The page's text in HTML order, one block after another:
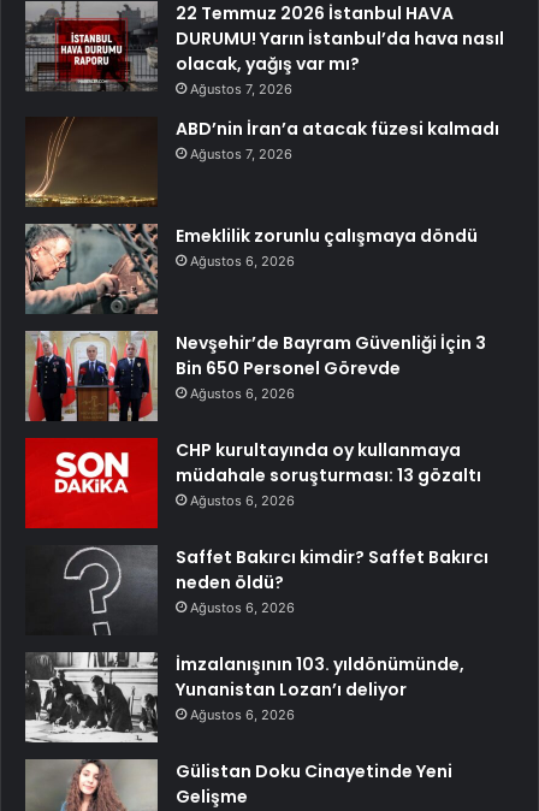
22 Temmuz 2026 İstanbul HAVA
DURUMU! Yarın İstanbul’da hava nasıl
olacak, yağış var mı?
Ağustos 7, 2026
ABD’nin İran’a atacak füzesi kalmadı
Ağustos 7, 2026
Emeklilik zorunlu çalışmaya döndü
Ağustos 6, 2026
Nevşehir’de Bayram Güvenliği İçin 3
Bin 650 Personel Görevde
Ağustos 6, 2026
CHP kurultayında oy kullanmaya
müdahale soruşturması: 13 gözaltı
Ağustos 6, 2026
Saffet Bakırcı kimdir? Saffet Bakırcı
neden öldü?
Ağustos 6, 2026
İmzalanışının 103. yıldönümünde,
Yunanistan Lozan’ı deliyor
Ağustos 6, 2026
Gülistan Doku Cinayetinde Yeni
Gelişme